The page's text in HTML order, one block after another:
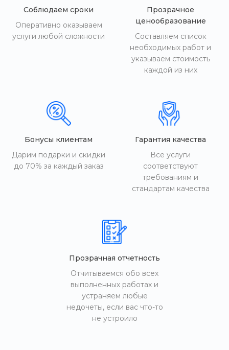
Соблюдаем сроки
Оперативно оказываем
услуги любой сложности
Прозрачное
ценообразование
Составляем список
необходимых работ и
указываем стоимость
каждой из них
Бонусы клиентам
Дарим подарки и скидки
до 70% за каждый заказ
Гарантия качества
Все услуги
соответствуют
требованиям и
стандартам качества
Прозрачная отчетность
Отчитываемся обо всех
выполненных работах и
устраняем любые
недочеты, если вас что-то
не устроило